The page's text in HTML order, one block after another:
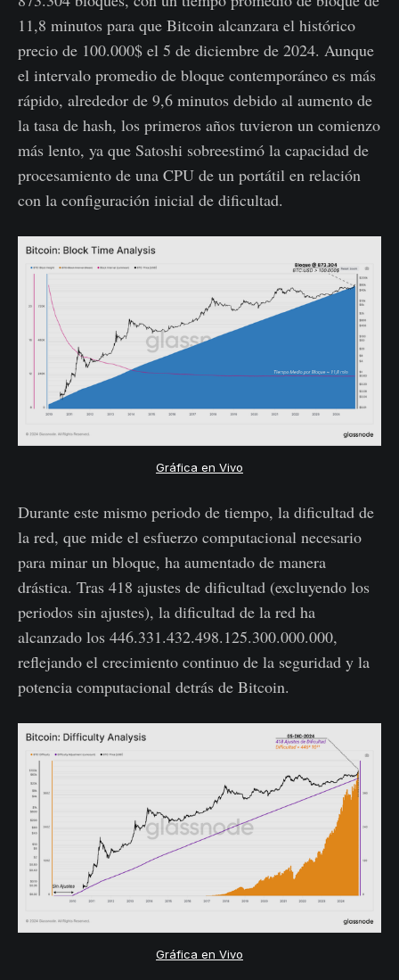
11,8 minutos para que Bitcoin alcanzara el histórico
precio de 100.000$ el 5 de diciembre de 2024. Aunque
el intervalo promedio de bloque contemporáneo es más
rápido, alrededor de 9,6 minutos debido al aumento de
la tasa de hash, los primeros años tuvieron un comienzo
más lento, ya que Satoshi sobreestimó la capacidad de
procesamiento de una CPU de un portátil en relación
con la configuración inicial de dificultad.
Gráfica en Vivo
Durante este mismo periodo de tiempo, la dificultad de
la red, que mide el esfuerzo computacional necesario
para minar un bloque, ha aumentado de manera
drástica. Tras 418 ajustes de dificultad (excluyendo los
periodos sin ajustes), la dificultad de la red ha
alcanzado los 446.331.432.498.125.300.000.000,
reflejando el crecimiento continuo de la seguridad y la
potencia computacional detrás de Bitcoin.
Gráfica en Vivo